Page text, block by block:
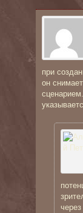
при
он